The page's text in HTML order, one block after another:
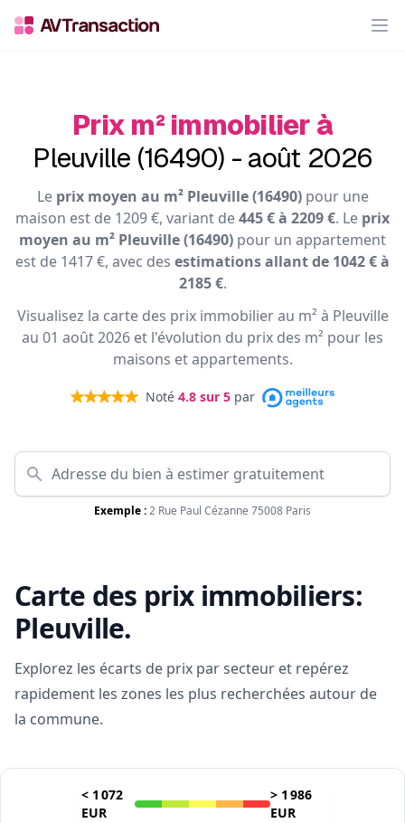
Prix m² immobilier à
Pleuville (16490) - août 2026
Le prix moyen au m² Pleuville (16490)pour une
maison est de 1209 €, variant de445 € à 2209 €. Le prix
moyen au m² Pleuville (16490) pour un appartement
est de 1417 €, avec des estimations allant de 1042 € à
2185 €.
Visualisez la carte des prix immobilier au m² à Pleuville
au 01 août 2026 et l'évolution du prix des m² pour les
maisons et appartements.
Noté 4.8 sur 5 par
Exemple :2 Rue Paul Cézanne 75008 Paris
Carte des prix immobiliers:
Pleuville.
Explorez les écarts de prix par secteur et repérez
rapidement les zones les plus recherchées autour de
la commune.
< 1 072
EUR
> 1 986
EUR